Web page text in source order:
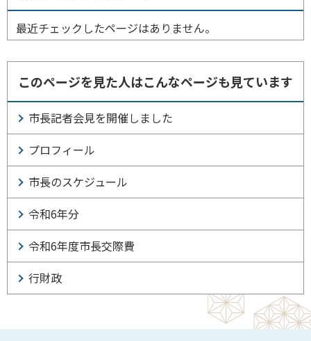
最近チェックしたページはありません。
このページを見た人はこんなページも見ています
市長記者会見を開催しました
プロフィール
市長のスケジュール
令和6年分
令和6年度市長交際費
行財政